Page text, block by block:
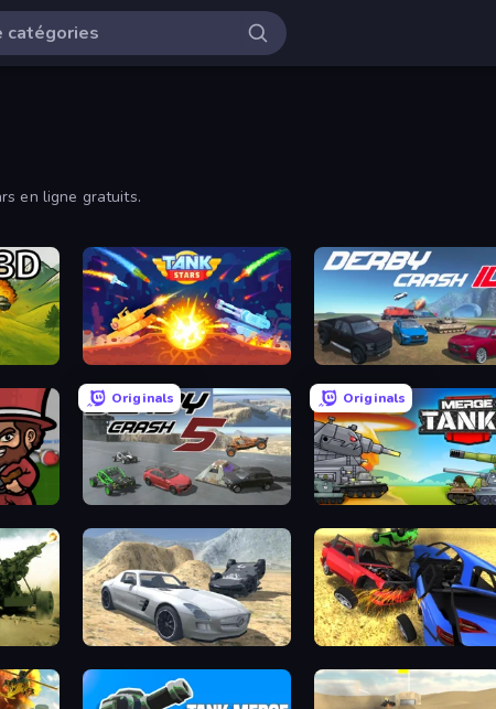
en ligne gratuits.
Tank Stars Derby Crash 4
Originals
Derby Crash 5
Originals
Derby Crash 2 Car Crash Simulator Royale